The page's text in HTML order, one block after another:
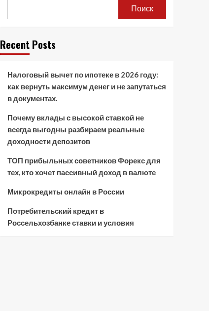
Поиск
Recent Posts
Налоговый вычет по ипотеке в 2026 году:
как вернуть максимум денег и не запутаться
в документах.
Почему вклады с высокой ставкой не
всегда выгодны разбираем реальные
доходности депозитов
ТОП прибыльных советников Форекс для
тех, кто хочет пассивный доход в валюте
Микрокредиты онлайн в России
Потребительский кредит в
Россельхозбанке ставки и условия